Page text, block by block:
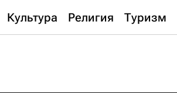
Культура Религия Туризм